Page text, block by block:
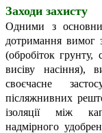
Заходи захисту
Одними з
дотримання вимог
(обробіток грунту,
висіву насіння),
своєчасне
післяжнивних
ізоляції між
надмірного